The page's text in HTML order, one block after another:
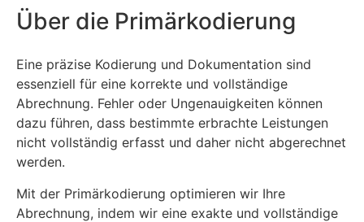
Über die Primärkodierung
Eine präzise Kodierung und Dokumentation sind
essenziell für eine korrekte und vollständige
Abrechnung. Fehler oder Ungenauigkeiten können
dazu führen, dass bestimmte erbrachte Leistungen
nicht vollständig erfasst und daher nicht abgerechnet
werden.
Mit der Primärkodierung optimieren wir Ihre
Abrechnung, indem wir eine exakte und vollständige